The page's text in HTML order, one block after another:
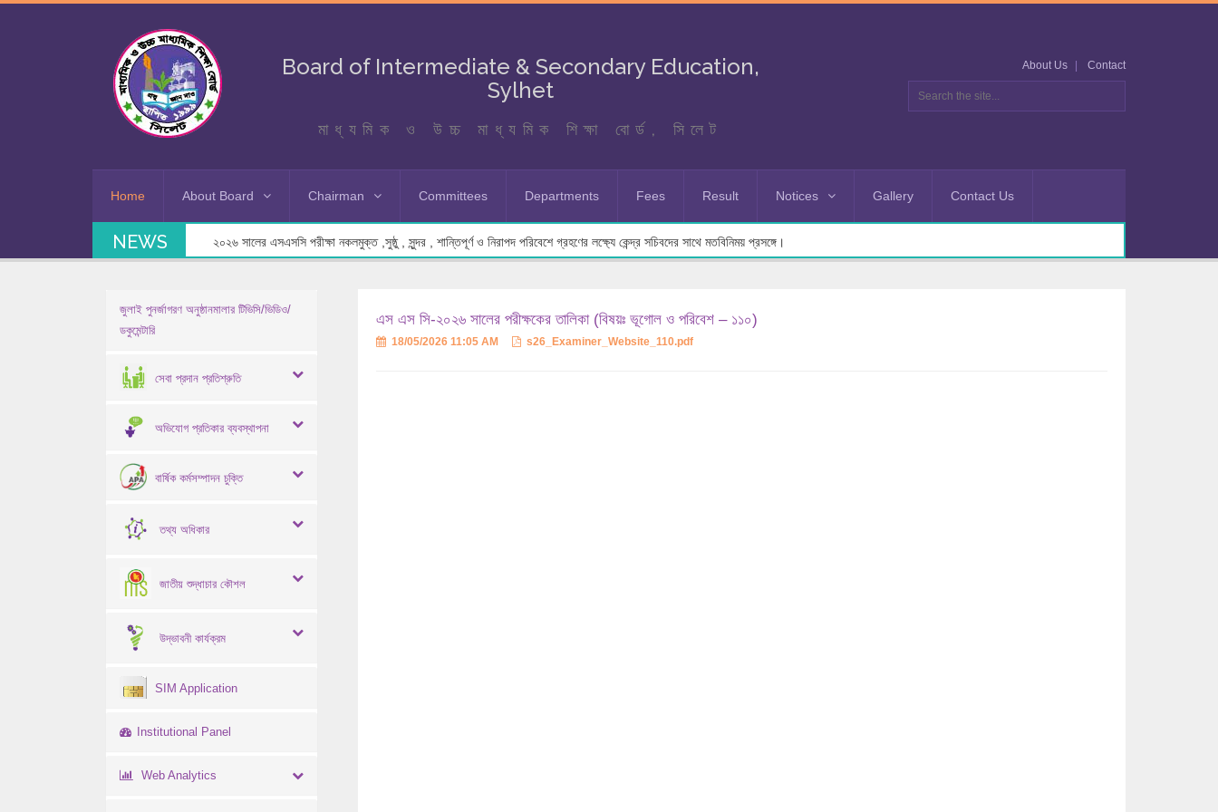
Board of Intermediate & Secondary Education,
Sylhet
মাধ্যমিক ও উচ্চ মাধ্যমিক শিক্ষা বোর্ড, সিলেট
About Us Contact
Home About Board Chairman Committees Departments Fees Result Notices Gallery Contact Us
NEWS ২০২৬ সালের এসএসসি পরীক্ষা নকলমুক্ত ,সুষ্ঠু , সুন্দর , শান্তিপূর্ণ ও নিরাপদ পরিবেশে গ্রহণের লক্ষ্যে কেন্দ্র সচিবদের সাথে মতবিনিময় প্রসঙ্গে।
জুলাই পুনর্জাগরণ অনুষ্ঠানমালার টিভিসি/ভিডিও/
ডকুমেন্টারি
সেবা প্রদান প্রতিশ্রুতি
অভিযোগ প্রতিকার ব্যবস্থাপনা
বার্ষিক কর্মসম্পাদন চুক্তি
তথ্য অধিকার
জাতীয় শুদ্ধাচার কৌশল
উদ্ভাবনী কার্যক্রম
SIM Application
Institutional Panel
Web Analytics
এস এস সি-২০২৬ সালের পরীক্ষকের তালিকা (বিষয়ঃ ভূগোল ও পরিবেশ – ১১০)
18/05/2026 11:05 AM s26_Examiner_Website_110.pdf